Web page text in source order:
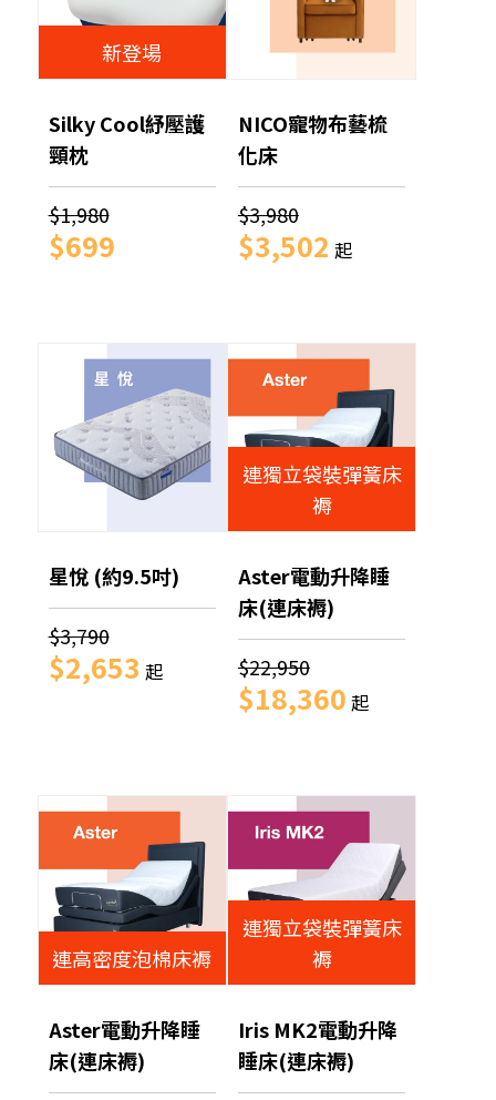
新登場
Silky Cool紓壓護
頸枕
$1,980
$699
NICO寵物布藝梳
化床
$3,980
$3,502 起
星悅 (約9.5吋)
$3,790
$2,653 起
連獨立袋裝彈簧床
褥
Aster電動升降睡
床(連床褥)
$22,950
$18,360 起
連高密度泡棉床褥
Aster電動升降睡
床(連床褥)
連獨立袋裝彈簧床
褥
Iris MK2電動升降
睡床(連床褥)